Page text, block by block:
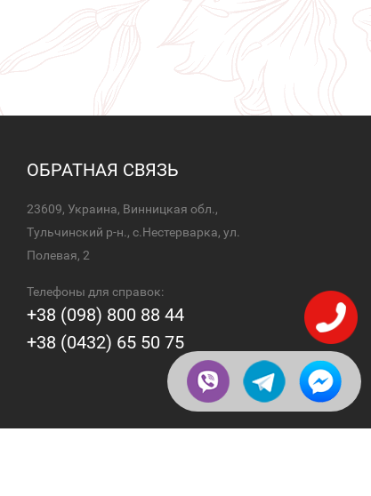
ОБРАТНАЯ СВЯЗЬ
23609, Украина, Винницкая обл.,
Тульчинский р-н., с.Нестерварка, ул.
Полевая, 2
Телефоны для справок:
+38 (098) 800 88 44
+38 (0432) 65 50 75